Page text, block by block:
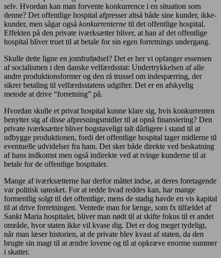
selv. Hvordan kan man forvente konkurrence i en situation som
denne? Det offentlige hospital afpresser altså både sine kunder, ikke-
kunder, men sågar også konkurrenterne til det offentlige hospital.
Effekten på den private iværksætter bliver, at han af det offentlige
hospital bliver truet til at betale for sin egen forretnings undergang.
Skulle dette ligne en jomfrufødsel? Det er her vi opfanger essensen
af socialismen i den danske velfærdsstat: Undertrykkelsen af alle
andre produktionsformer og den rå trussel om indespærring, der
sikrer betaling til velfærdsstatens udgifter. Det er en afskyelig
metode at drive “forretning” på.
Hvordan skulle et privat hospital kunne klare sig, hvis konkurrenten
benytter sig af disse afpresningsmidler til at opnå finansiering? Den
private iværksætter bliver bogstaveligt talt dårligere i stand til at
udbygge produktionen, fordi det offentlige hospital tager midlerne til
eventuelle udvidelser fra ham. Det sker både direkte ved beskatning
af hans indkomst men også indirekte ved at tvinge kunderne til at
betale for de offentlige hospitaler.
Mange af iværksætterne har derfor måttet indse, at deres foretagende
var politisk uønsket. For at redde hvad reddes kan, har mange
formentlig solgt til det offentlige, mens de stadig havde en vis kapital
til at drive forretningen. Ventede man for længe, som fx tilfældet af
Sankt Maria hospitalet, bliver man nødt til at skifte fokus til et andet
område, hvor staten ikke vil kvase dig. Det er dog meget tydeligt,
når man læser historien, at de private blev kvast af staten, da den
brugte sin magt til at ændre lovene og til at opkræve enorme summer
i skatter.